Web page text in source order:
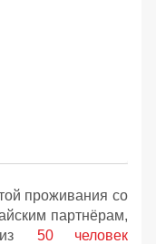
проживания со
партнёрам,
из
50 человек